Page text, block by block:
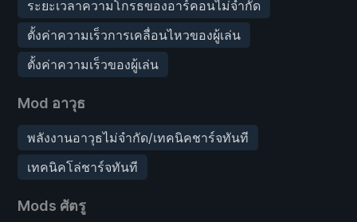
ระยะเวลาความโกรธของอาร์คอนไม่จำกัด
ตั้งค่าความเร็วการเคลื่อนไหวของผู้เล่น
ตั้งค่าความเร็วของผู้เล่น
Mod อาวุธ
พลังงานอาวุธไม่จำกัด/เทคนิคชาร์จทันที
เทคนิคโล่ชาร์จทันที
Mods ศัตรู